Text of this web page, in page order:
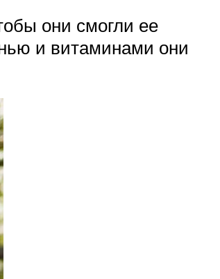
они смогли ее
и витаминами они